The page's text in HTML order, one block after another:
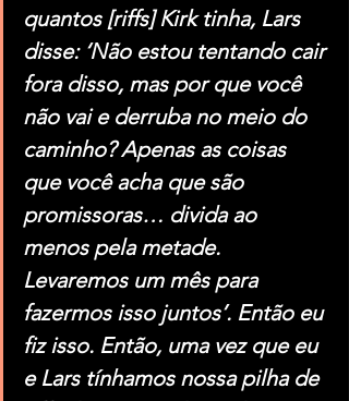
quantos [riffs] Kirk tinha, Lars
disse: ‘Não estou tentando cair
fora disso, mas por que você
não vai e derruba no meio do
caminho? Apenas as coisas
que você acha que são
promissoras… divida ao
menos pela metade.
Levaremos um mês para
fazermos isso juntos’. Então eu
fiz isso. Então, uma vez que eu
e Lars tínhamos nossa pilha de